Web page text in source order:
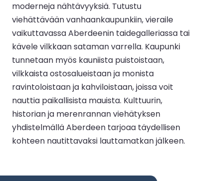
moderneja nähtävyyksiä. Tutustu
viehättävään vanhaankaupunkiin, vieraile
vaikuttavassa Aberdeenin taidegalleriassa tai
kävele vilkkaan sataman varrella. Kaupunki
tunnetaan myös kauniista puistoistaan,
vilkkaista ostosalueistaan ja monista
ravintoloistaan ja kahviloistaan, joissa voit
nauttia paikallisista mauista. Kulttuurin,
historian ja merenrannan viehätyksen
yhdistelmällä Aberdeen tarjoaa täydellisen
kohteen nautittavaksi lauttamatkan jälkeen.